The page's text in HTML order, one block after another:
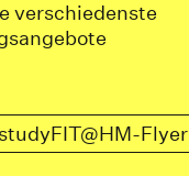
verschiedenste
studyFIT@HM-Flyer